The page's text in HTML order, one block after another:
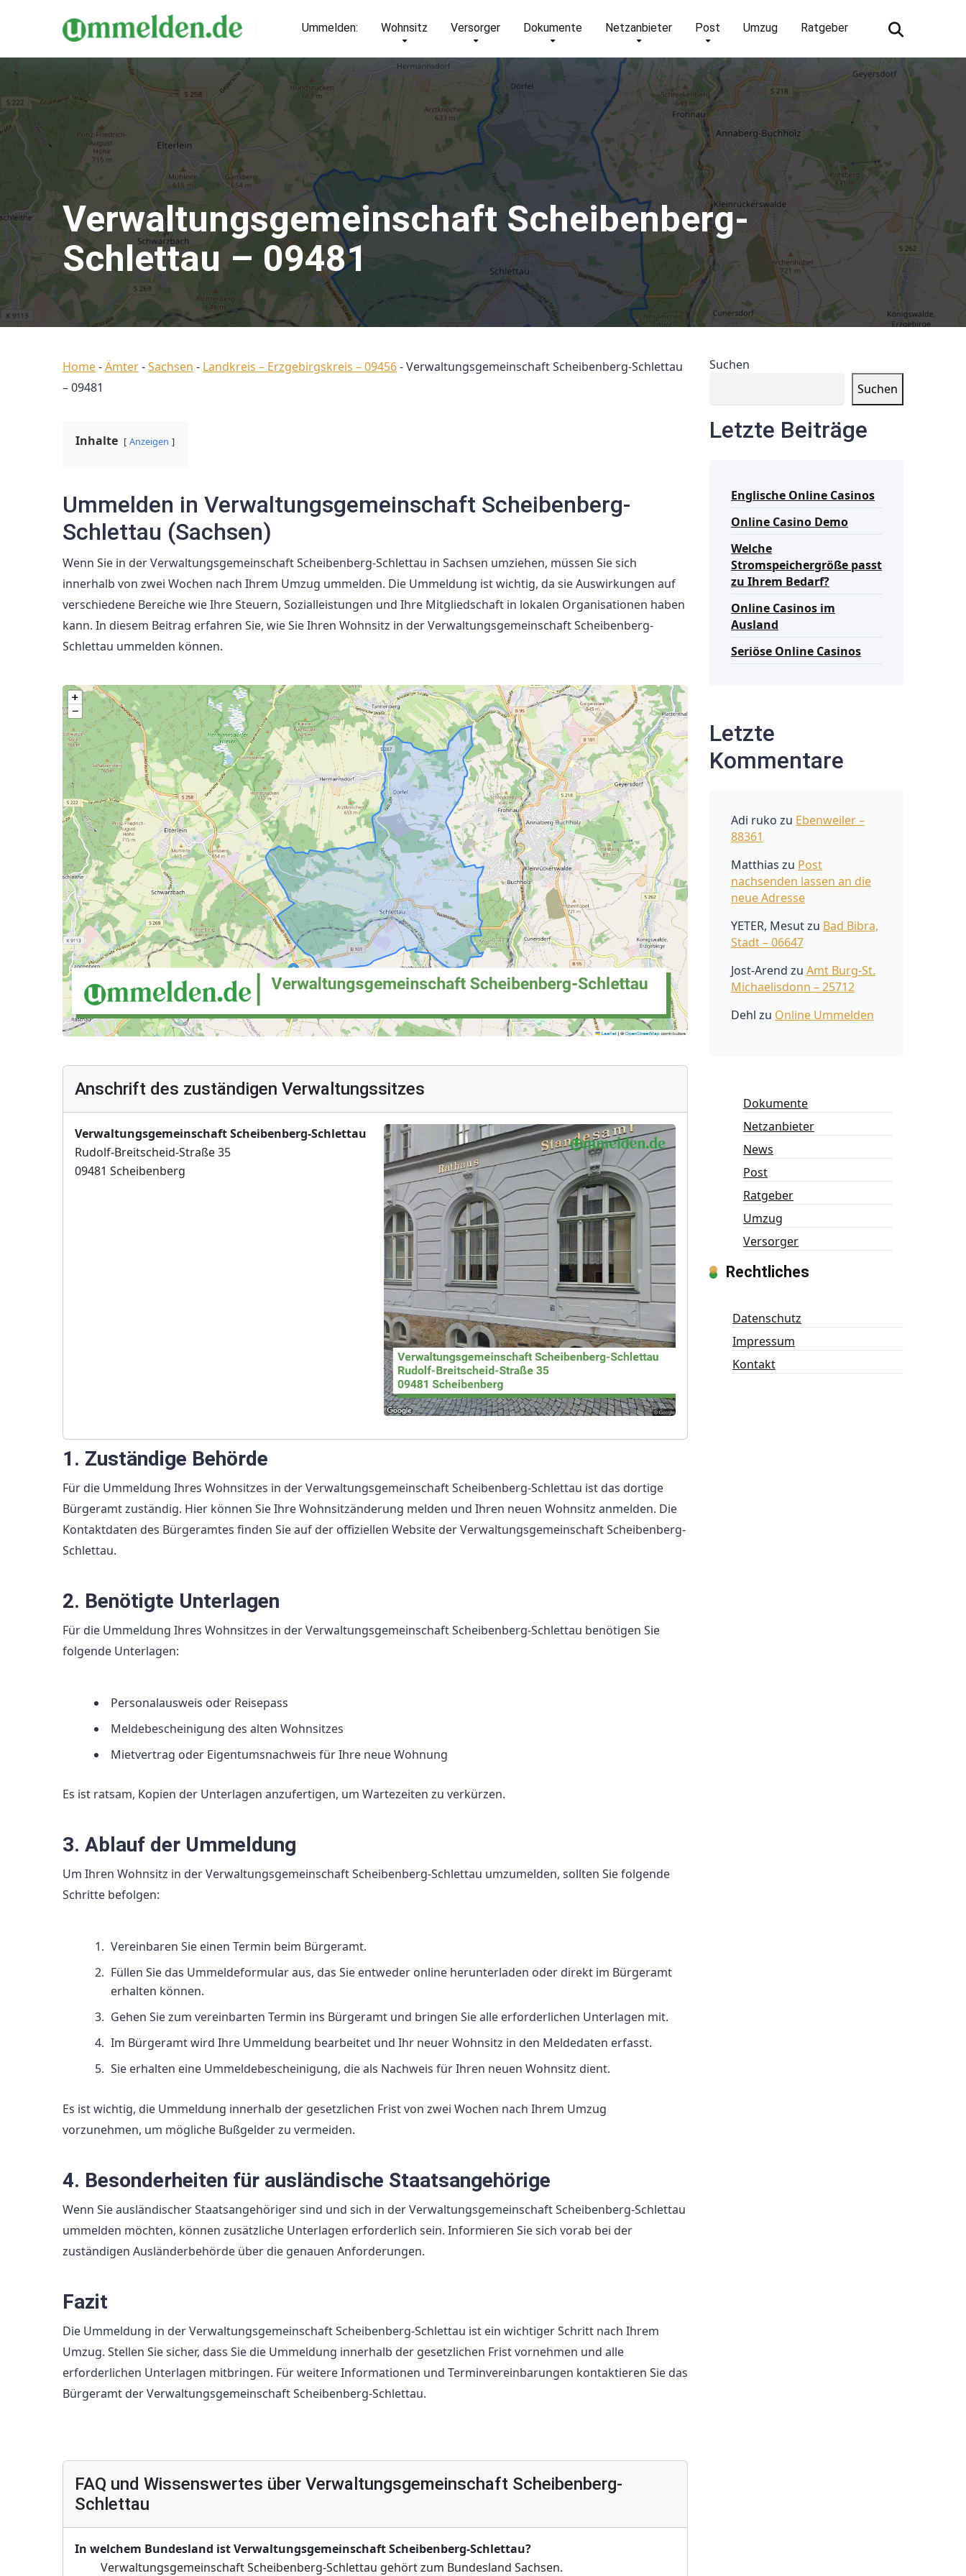
Ummelden: Wohnsitz Versorger Dokumente Netzanbieter Post Umzug Ratgeber
Verwaltungsgemeinschaft Scheibenberg-
Schlettau – 09481
Home-Ämter-Sachsen - Landkreis – Erzgebirgskreis – 09456-Verwaltungsgemeinschaft Scheibenberg-Schlettau
– 09481
Inhalte Anzeigen
Ummelden in Verwaltungsgemeinschaft Scheibenberg-
Schlettau (Sachsen)
Wenn Sie in der Verwaltungsgemeinschaft Scheibenberg-Schlettau in Sachsen umziehen, müssen Sie sich
innerhalb von zwei Wochen nach Ihrem Umzug ummelden. Die Ummeldung ist wichtig, da sie Auswirkungen auf
verschiedene Bereiche wie Ihre Steuern, Sozialleistungen und Ihre Mitgliedschaft in lokalen Organisationen haben
kann. In diesem Beitrag erfahren Sie, wie Sie Ihren Wohnsitz in der Verwaltungsgemeinschaft Scheibenberg-
Schlettau ummelden können.
Anschrift des zuständigen Verwaltungssitzes
Verwaltungsgemeinschaft Scheibenberg-Schlettau
Rudolf-Breitscheid-Straße 35
09481 Scheibenberg
1. Zuständige Behörde
Für die Ummeldung Ihres Wohnsitzes in der Verwaltungsgemeinschaft Scheibenberg-Schlettau ist das dortige
Bürgeramt zuständig. Hier können Sie Ihre Wohnsitzänderung melden und Ihren neuen Wohnsitz anmelden. Die
Kontaktdaten des Bürgeramtes finden Sie auf der offiziellen Website der Verwaltungsgemeinschaft Scheibenberg-
Schlettau.
2. Benötigte Unterlagen
Für die Ummeldung Ihres Wohnsitzes in der Verwaltungsgemeinschaft Scheibenberg-Schlettau benötigen Sie
folgende Unterlagen:
Personalausweis oder Reisepass
Meldebescheinigung des alten Wohnsitzes
Mietvertrag oder Eigentumsnachweis für Ihre neue Wohnung
Es ist ratsam, Kopien der Unterlagen anzufertigen, um Wartezeiten zu verkürzen.
3. Ablauf der Ummeldung
Um Ihren Wohnsitz in der Verwaltungsgemeinschaft Scheibenberg-Schlettau umzumelden, sollten Sie folgende
Schritte befolgen:
Vereinbaren Sie einen Termin beim Bürgeramt.
Füllen Sie das Ummeldeformular aus, das Sie entweder online herunterladen oder direkt im Bürgeramt
erhalten können.
Gehen Sie zum vereinbarten Termin ins Bürgeramt und bringen Sie alle erforderlichen Unterlagen mit.
Im Bürgeramt wird Ihre Ummeldung bearbeitet und Ihr neuer Wohnsitz in den Meldedaten erfasst.
Sie erhalten eine Ummeldebescheinigung, die als Nachweis für Ihren neuen Wohnsitz dient.
Es ist wichtig, die Ummeldung innerhalb der gesetzlichen Frist von zwei Wochen nach Ihrem Umzug
vorzunehmen, um mögliche Bußgelder zu vermeiden.
4. Besonderheiten für ausländische Staatsangehörige
Wenn Sie ausländischer Staatsangehöriger sind und sich in der Verwaltungsgemeinschaft Scheibenberg-Schlettau
ummelden möchten, können zusätzliche Unterlagen erforderlich sein. Informieren Sie sich vorab bei der
zuständigen Ausländerbehörde über die genauen Anforderungen.
Fazit
Die Ummeldung in der Verwaltungsgemeinschaft Scheibenberg-Schlettau ist ein wichtiger Schritt nach Ihrem
Umzug. Stellen Sie sicher, dass Sie die Ummeldung innerhalb der gesetzlichen Frist vornehmen und alle
erforderlichen Unterlagen mitbringen. Für weitere Informationen und Terminvereinbarungen kontaktieren Sie das
Bürgeramt der Verwaltungsgemeinschaft Scheibenberg-Schlettau.
FAQ und Wissenswertes über Verwaltungsgemeinschaft Scheibenberg-
Schlettau
In welchem Bundesland ist Verwaltungsgemeinschaft Scheibenberg-Schlettau?
Verwaltungsgemeinschaft Scheibenberg-Schlettau gehört zum Bundesland Sachsen.
Suchen
Suchen
Letzte Beiträge
Englische Online Casinos
Online Casino Demo
Welche
Stromspeichergröße passt
zu Ihrem Bedarf?
Online Casinos im
Ausland
Seriöse Online Casinos
Letzte
Kommentare
Adi ruko zu Ebenweiler –
88361
Matthias zu Post
nachsenden lassen an die
neue Adresse
YETER, Mesutzu Bad Bibra,
Stadt – 06647
Jost-Arend zu Amt Burg-St.
Michaelisdonn – 25712
Dehl zu Online Ummelden
Dokumente
Netzanbieter
News
Post
Ratgeber
Umzug
Versorger
Rechtliches
Datenschutz
Impressum
Kontakt